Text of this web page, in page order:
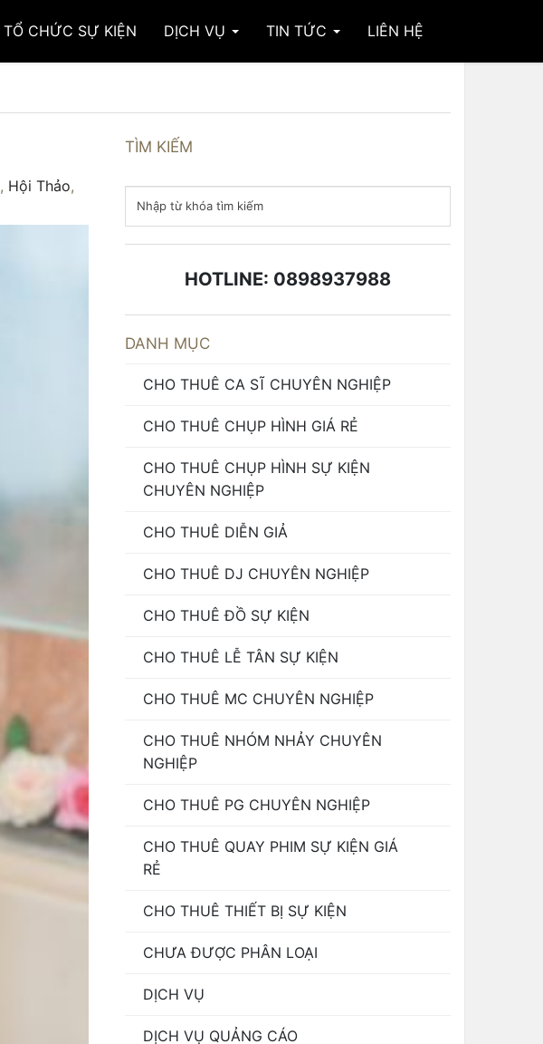
TỔ CHỨC SỰ KIỆN DỊCH VỤ TIN TỨC LIÊN HỆ
, Hội Thảo,
TÌM KIẾM
HOTLINE: 0898937988
DANH MỤC
CHO THUÊ CA SĨ CHUYÊN NGHIỆP
CHO THUÊ CHỤP HÌNH GIÁ RẺ
CHO THUÊ CHỤP HÌNH SỰ KIỆN
CHUYÊN NGHIỆP
CHO THUÊ DIỄN GIẢ
CHO THUÊ DJ CHUYÊN NGHIỆP
CHO THUÊ ĐỒ SỰ KIỆN
CHO THUÊ LỄ TÂN SỰ KIỆN
CHO THUÊ MC CHUYÊN NGHIỆP
CHO THUÊ NHÓM NHẢY CHUYÊN
NGHIỆP
CHO THUÊ PG CHUYÊN NGHIỆP
CHO THUÊ QUAY PHIM SỰ KIỆN GIÁ
RẺ
CHO THUÊ THIẾT BỊ SỰ KIỆN
CHƯA ĐƯỢC PHÂN LOẠI
DỊCH VỤ
DỊCH VỤ QUẢNG CÁO